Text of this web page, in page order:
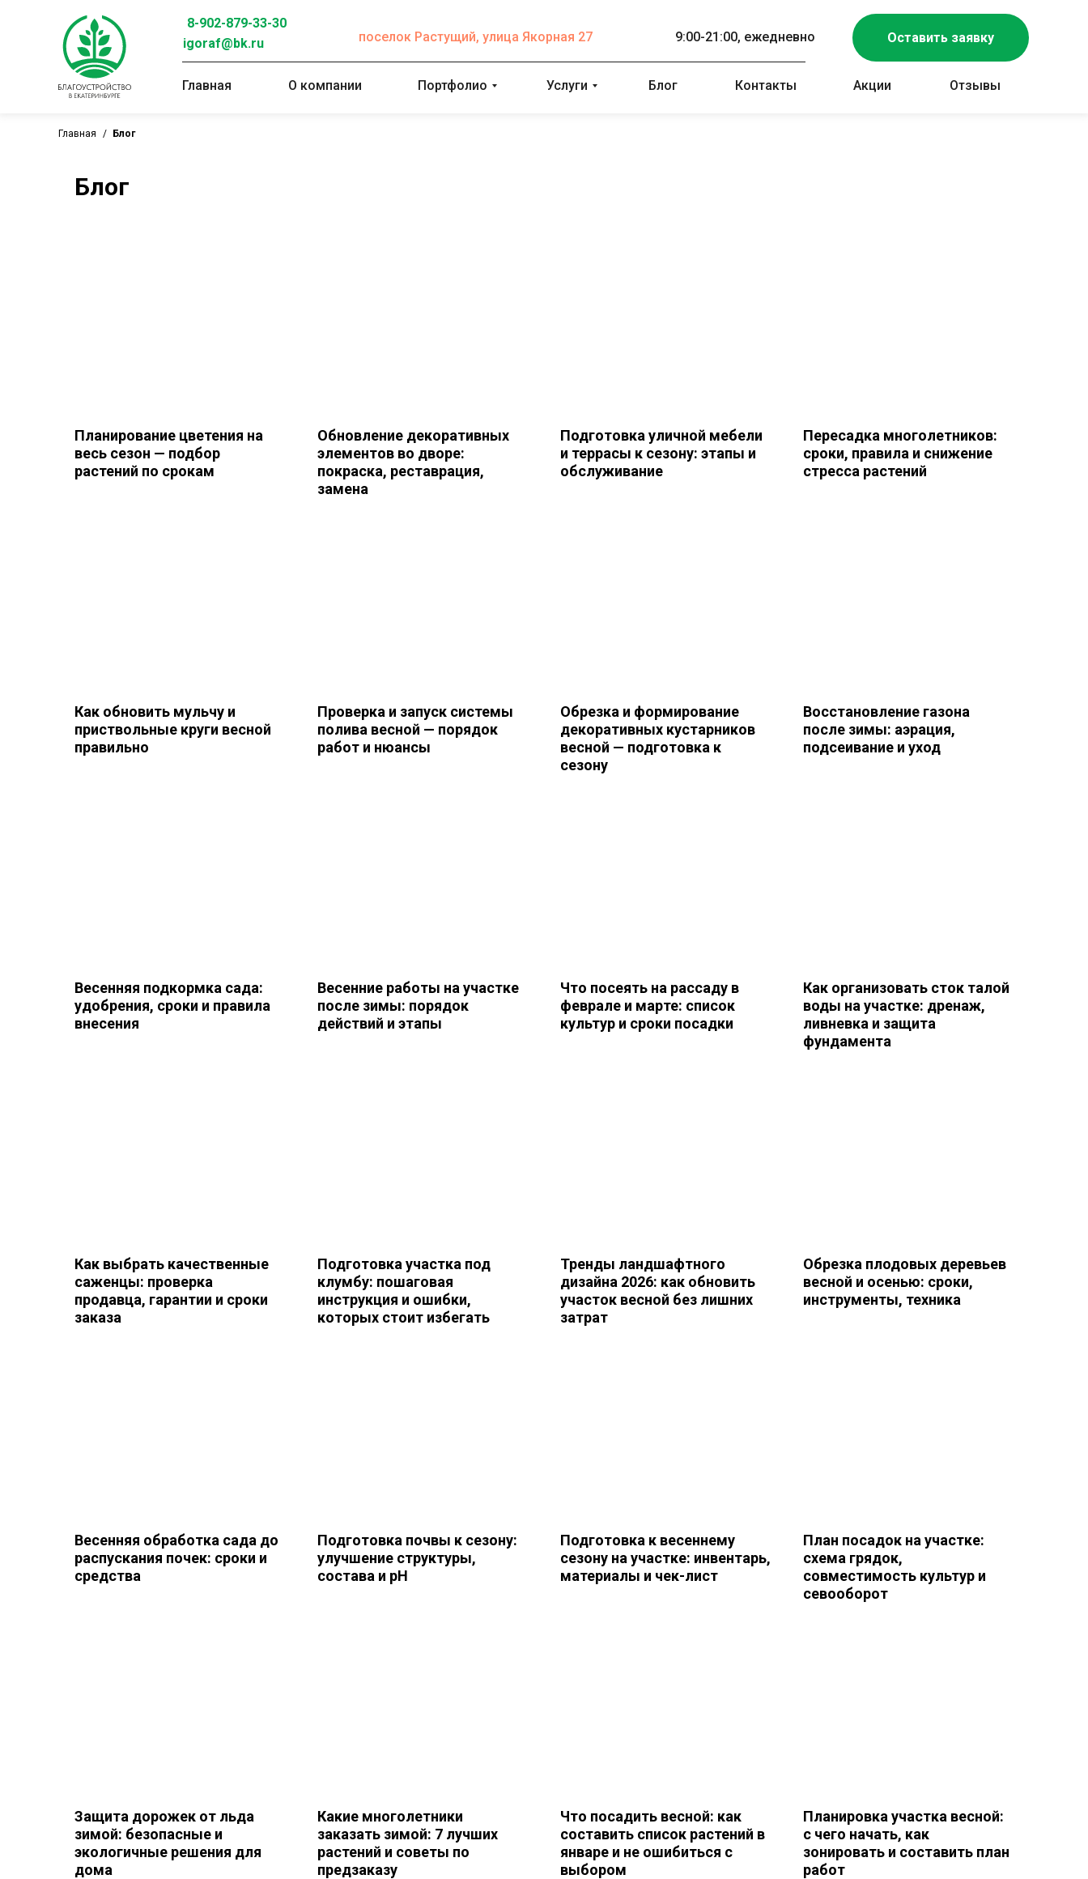
Оставить заявку
8-902-879-33-30
igoraf@bk.ru
9:00-21:00, ежедневно
Главная О компании Портфолио Услуги Блог Контакты Акции Отзывы
поселок Растущий, улица Якорная 27
Главная / Блог
Блог
Планирование цветения на
весь сезон — подбор
растений по срокам
Обновление декоративных
элементов во дворе:
покраска, реставрация,
замена
Подготовка уличной мебели
и террасы к сезону: этапы и
обслуживание
Пересадка многолетников:
сроки, правила и снижение
стресса растений
Как обновить мульчу и
приствольные круги весной
правильно
Проверка и запуск системы
полива весной — порядок
работ и нюансы
Обрезка и формирование
декоративных кустарников
весной — подготовка к
сезону
Восстановление газона
после зимы: аэрация,
подсеивание и уход
Весенняя подкормка сада:
удобрения, сроки и правила
внесения
Весенние работы на участке
после зимы: порядок
действий и этапы
Что посеять на рассаду в
феврале и марте: список
культур и сроки посадки
Как организовать сток талой
воды на участке: дренаж,
ливневка и защита
фундамента
Как выбрать качественные
саженцы: проверка
продавца, гарантии и сроки
заказа
Подготовка участка под
клумбу: пошаговая
инструкция и ошибки,
которых стоит избегать
Тренды ландшафтного
дизайна 2026: как обновить
участок весной без лишних
затрат
Обрезка плодовых деревьев
весной и осенью: сроки,
инструменты, техника
Весенняя обработка сада до
распускания почек: сроки и
средства
Подготовка почвы к сезону:
улучшение структуры,
состава и pH
Подготовка к весеннему
сезону на участке: инвентарь,
материалы и чек-лист
План посадок на участке:
схема грядок,
совместимость культур и
севооборот
Защита дорожек от льда
зимой: безопасные и
экологичные решения для
дома
Какие многолетники
заказать зимой: 7 лучших
растений и советы по
предзаказу
Что посадить весной: как
составить список растений в
январе и не ошибиться с
выбором
Планировка участка весной:
с чего начать, как
зонировать и составить план
работ